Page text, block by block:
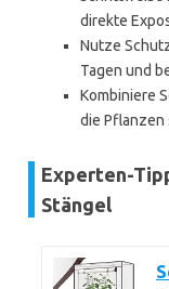
direkte
Nutze
Tagen und
Kombiniere
die Pflanzen
Experten-
Stängel